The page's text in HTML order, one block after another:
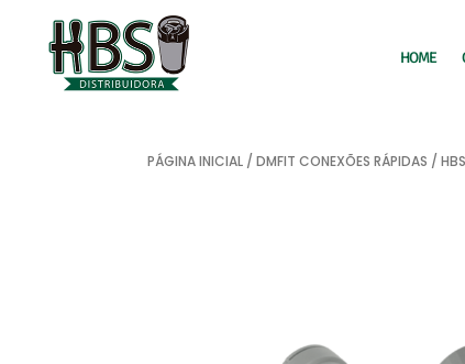
HOME
PÁGINA INICIAL /DMFIT CONEXÕES RÁPIDAS /